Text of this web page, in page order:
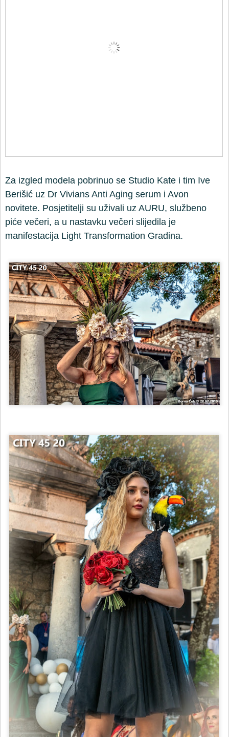
Za izgled modela pobrinuo se Studio Kate i tim Ive
Berišić uz Dr Vivians Anti Aging serum i Avon
novitete. Posjetitelji su uživali uz AURU, službeno
piće večeri, a u nastavku večeri slijedila je
manifestacija Light Transformation Gradina.